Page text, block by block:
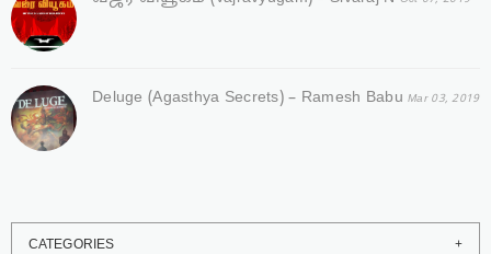
Deluge (Agasthya Secrets) – Ramesh Babu Mar 03, 2019
CATEGORIES